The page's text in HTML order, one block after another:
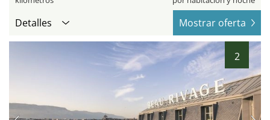
Detalles Mostrar oferta
2